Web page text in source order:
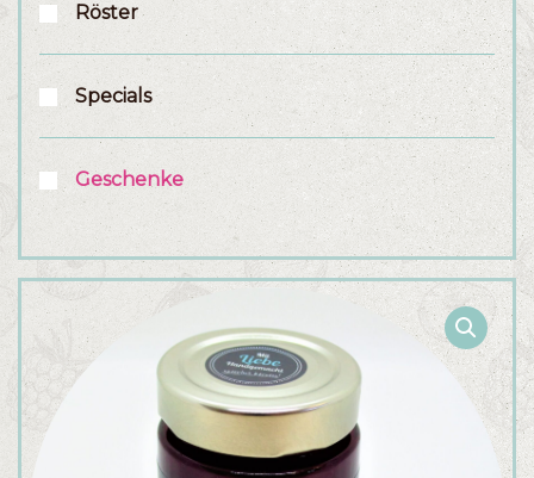
Röster
Specials
Geschenke